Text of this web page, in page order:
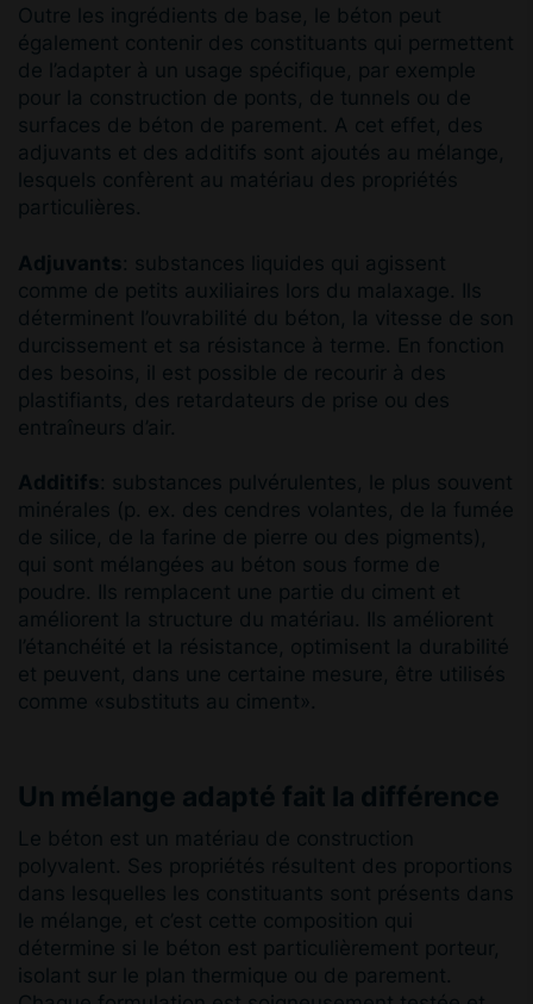
Outre les ingrédients de base, le béton peut
également contenir des constituants qui permettent
de l’adapter à un usage spécifique, par exemple
pour la construction de ponts, de tunnels ou de
surfaces de béton de parement. A cet effet, des
adjuvants et des additifs sont ajoutés au mélange,
lesquels confèrent au matériau des propriétés
particulières.
Adjuvants : substances liquides qui agissent
comme de petits auxiliaires lors du malaxage. Ils
déterminent l’ouvrabilité du béton, la vitesse de son
durcissement et sa résistance à terme. En fonction
des besoins, il est possible de recourir à des
plastifiants, des retardateurs de prise ou des
entraîneurs d’air.
Additifs : substances pulvérulentes, le plus souvent
minérales (p. ex. des cendres volantes, de la fumée
de silice, de la farine de pierre ou des pigments),
qui sont mélangées au béton sous forme de
poudre. Ils remplacent une partie du ciment et
améliorent la structure du matériau. Ils améliorent
l’étanchéité et la résistance, optimisent la durabilité
et peuvent, dans une certaine mesure, être utilisés
comme «substituts au ciment».
Un mélange adapté fait la différence
Le béton est un matériau de construction
polyvalent. Ses propriétés résultent des proportions
dans lesquelles les constituants sont présents dans
le mélange, et c’est cette composition qui
détermine si le béton est particulièrement porteur,
isolant sur le plan thermique ou de parement.